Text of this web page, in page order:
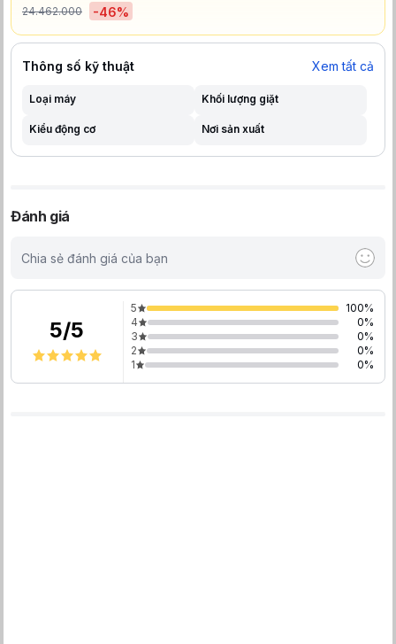
24.462.000 -46%
Thông số kỹ thuật Xem tất cả
Loại máy Khối lượng giặt
Kiểu động cơ Nơi sản xuất
Đánh giá
Chia sẻ đánh giá của bạn
5/5
5 100%
4
0%
3
0%
2
0%
1
0%